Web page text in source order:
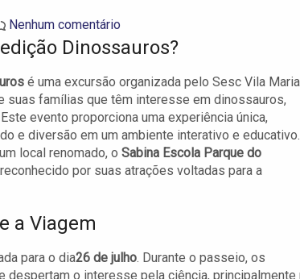
Nenhum comentário
Dinossauros?
é uma excursão organizada pelo Sesc Vila
suas famílias que têm interesse em dinossauros,
evento proporciona uma experiência única,
e diversão em um ambiente interativo e
local renomado, o Sabina Escola Parque do
por suas atrações voltadas para a
a Viagem
para o dia26 de julho. Durante o passeio, os
o interesse pela ciência, principalmente